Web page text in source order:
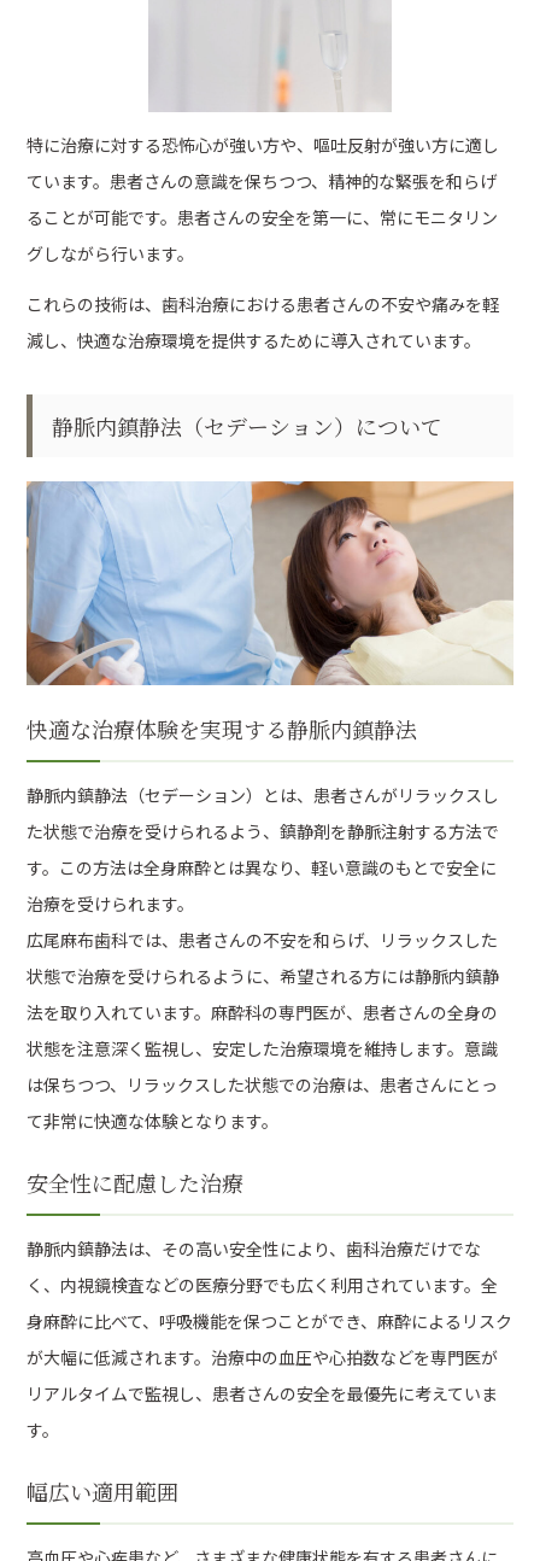
特に治療に対する恐怖心が強い方や、嘔吐反射が強い方に適し
ています。患者さんの意識を保ちつつ、精神的な緊張を和らげ
ることが可能です。患者さんの安全を第一に、常にモニタリン
グしながら行います。
これらの技術は、歯科治療における患者さんの不安や痛みを軽
減し、快適な治療環境を提供するために導入されています。
静脈内鎮静法（セデーション）について
快適な治療体験を実現する静脈内鎮静法
静脈内鎮静法（セデーション）とは、患者さんがリラックスし
た状態で治療を受けられるよう、鎮静剤を静脈注射する方法で
す。この方法は全身麻酔とは異なり、軽い意識のもとで安全に
治療を受けられます。
広尾麻布歯科では、患者さんの不安を和らげ、リラックスした
状態で治療を受けられるように、希望される方には静脈内鎮静
法を取り入れています。麻酔科の専門医が、患者さんの全身の
状態を注意深く監視し、安定した治療環境を維持します。意識
は保ちつつ、リラックスした状態での治療は、患者さんにとっ
て非常に快適な体験となります。
安全性に配慮した治療
静脈内鎮静法は、その高い安全性により、歯科治療だけでな
く、内視鏡検査などの医療分野でも広く利用されています。全
身麻酔に比べて、呼吸機能を保つことができ、麻酔によるリスク
が大幅に低減されます。治療中の血圧や心拍数などを専門医が
リアルタイムで監視し、患者さんの安全を最優先に考えていま
す。
幅広い適用範囲